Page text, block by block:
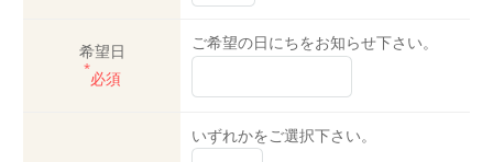
希望日
*
必須
ご希望の日にちをお知らせ下さい。
いずれかをご選択下さい。